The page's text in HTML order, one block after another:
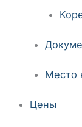
Место
Цены